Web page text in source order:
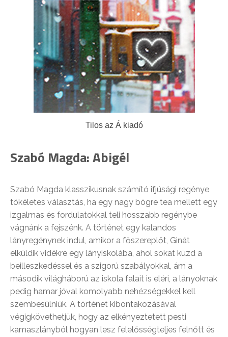
Tilos az Á kiadó
Szabó Magda: Abigél
Szabó Magda klasszikusnak számító ifjúsági regénye
tökéletes választás, ha egy nagy bögre tea mellett egy
izgalmas és fordulatokkal teli hosszabb regénybe
vágnánk a fejszénk. A történet egy kalandos
lányregénynek indul, amikor a főszereplőt, Ginát
elküldik vidékre egy lányiskolába, ahol sokat küzd a
beilleszkedéssel és a szigorú szabályokkal, ám a
második világháború az iskola falait is eléri, a lányoknak
pedig hamar jóval komolyabb nehézségekkel kell
szembesülniük. A történet kibontakozásával
végigkövethetjük, hogy az elkényeztetett pesti
kamaszlányból hogyan lesz felelősségteljes felnőtt és